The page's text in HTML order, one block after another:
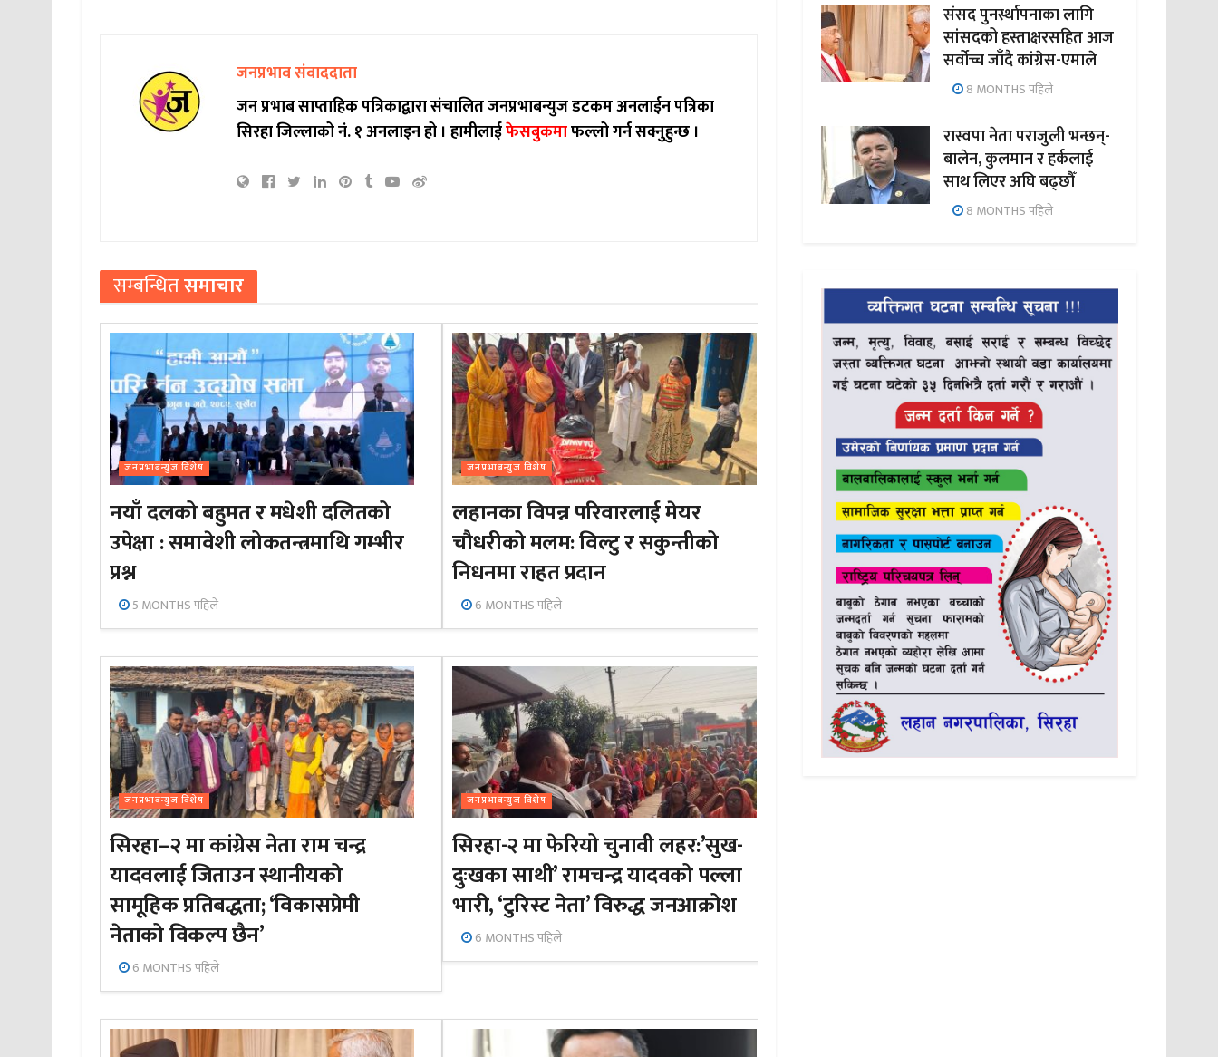
जनप्रभाव संवाददाता
जन प्रभाब साप्ताहिक पत्रिकाद्वारा संचालित जनप्रभाबन्युज डटकम अनलाईन पत्रिका
सिरहा जिल्लाको नं. १ अनलाइन हो ।हामीलाईफेसबुकमाफल्लो गर्न सक्नुहुन्छ ।
सम्बन्धितसमाचार
जनप्रभाबन्युज विशेष
नयाँ दलको बहुमत र मधेशी दलितको
उपेक्षा : समावेशी लोकतन्त्रमाथि गम्भीर
प्रश्न
5 MONTHS पहिले
जनप्रभाबन्युज विशेष
लहानका विपन्न परिवारलाई मेयर
चौधरीको मलम: विल्टु र सकुन्तीको
निधनमा राहत प्रदान
6 MONTHS पहिले
जनप्रभाबन्युज विशेष
सिरहा–२ मा कांग्रेस नेता राम चन्द्र
यादवलाई जिताउन स्थानीयको
सामूहिक प्रतिबद्धता; ‘विकासप्रेमी
नेताको विकल्प छैन’
6 MONTHS पहिले
जनप्रभाबन्युज विशेष
सिरहा-२ मा फेरियो चुनावी लहर:’सुख-
दुःखका साथी’ रामचन्द्र यादवको पल्ला
भारी, ‘टुरिस्ट नेता’ विरुद्ध जनआक्रोश
6 MONTHS पहिले
संसद पुनर्स्थापनाका लागि
सांसदको हस्ताक्षरसहित आज
सर्वोच्च जाँदै कांग्रेस-एमाले
8 MONTHS पहिले
रास्वपा नेता पराजुली भन्छन्-
बालेन, कुलमान र हर्कलाई
साथ लिएर अघि बढ्छौँ
8 MONTHS पहिले